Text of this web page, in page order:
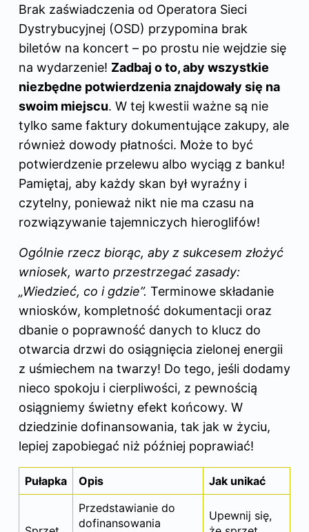
Brak zaświadczenia od Operatora Sieci
Dystrybucyjnej (OSD) przypomina brak
biletów na koncert – po prostu nie wejdzie się
na wydarzenie! Zadbaj o to, aby wszystkie
niezbędne potwierdzenia znajdowały się na
swoim miejscu. W tej kwestii ważne są nie
tylko same faktury dokumentujące zakupy, ale
również dowody płatności. Może to być
potwierdzenie przelewu albo wyciąg z banku!
Pamiętaj, aby każdy skan był wyraźny i
czytelny, ponieważ nikt nie ma czasu na
rozwiązywanie tajemniczych hieroglifów!
Ogólnie rzecz biorąc, aby z sukcesem złożyć
wniosek, warto przestrzegać zasady:
„Wiedzieć, co i gdzie”. Terminowe składanie
wniosków, kompletność dokumentacji oraz
dbanie o poprawność danych to klucz do
otwarcia drzwi do osiągnięcia zielonej energii
z uśmiechem na twarzy! Do tego, jeśli dodamy
nieco spokoju i cierpliwości, z pewnością
osiągniemy świetny efekt końcowy. W
dziedzinie dofinansowania, tak jak w życiu,
lepiej zapobiegać niż później poprawiać!
Pułapka Opis Jak unikać
Przedstawianie do
dofinansowania
Upewnij się,